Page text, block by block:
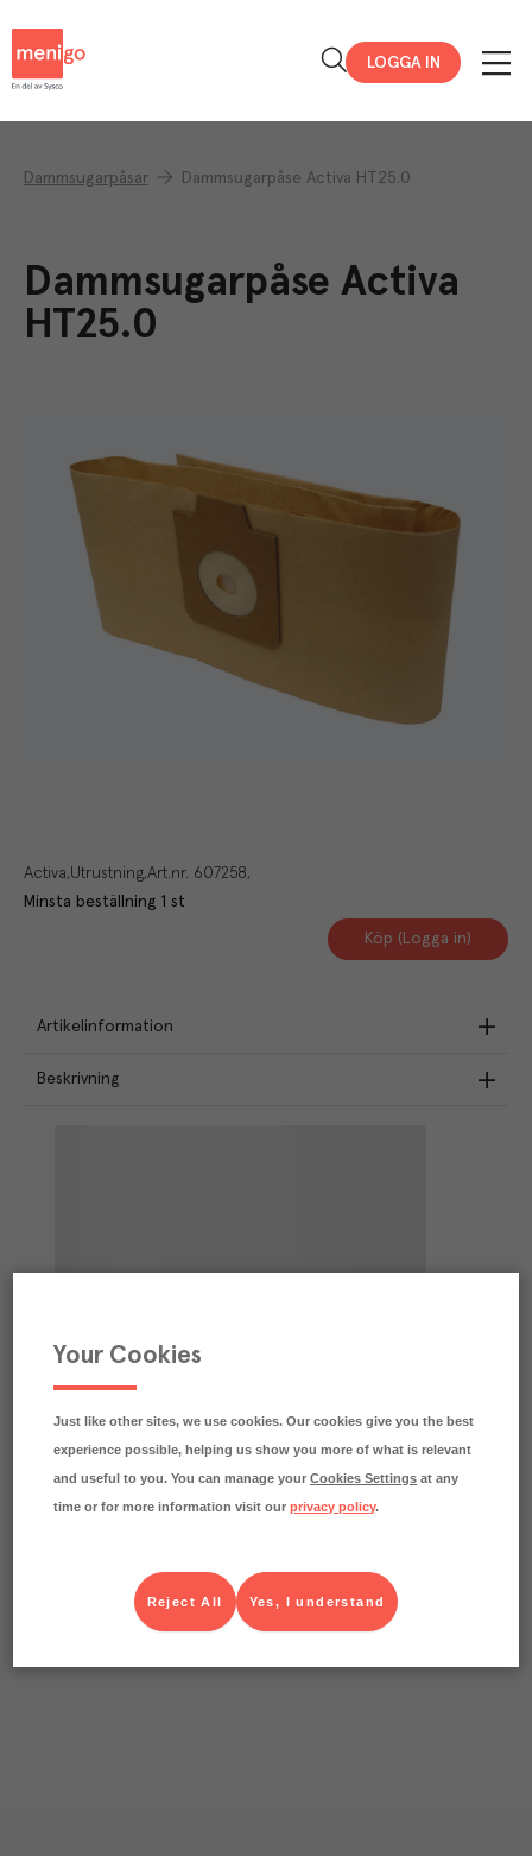
LOGGA IN
Dammsugarpåsar Dammsugarpåse Activa HT25.0
Dammsugarpåse Activa
HT25.0
Activa Utrustning Art.nr. 607258
Minsta beställning 1 st
Köp (Logga in)
Artikelinformation
Beskrivning
Your Cookies
Just like other sites, we use cookies. Our cookies give you the best
experience possible, helping us show you more of what is relevant
and useful to you. You can manage yourCookies Settings at any
time or for more information visit ourprivacy policy.
Yes, I understand
Reject All